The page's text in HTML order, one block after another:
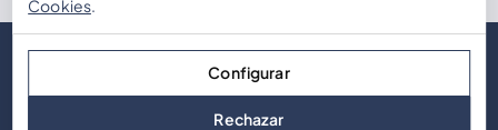
Cookies.
Configurar
Rechazar